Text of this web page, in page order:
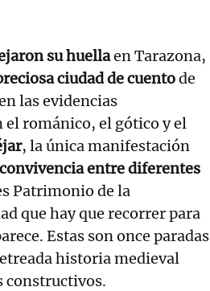
su huellaen Tarazona,
ciudad de cuentode
las evidencias
el románico, el gótico y el
, la única manifestación
convivencia entre diferentes
Patrimonio de la
que hay que recorrer para
Estas son once paradas
historia medieval
constructivos.